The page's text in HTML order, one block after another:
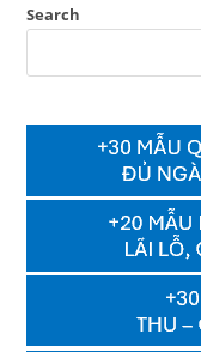
Search